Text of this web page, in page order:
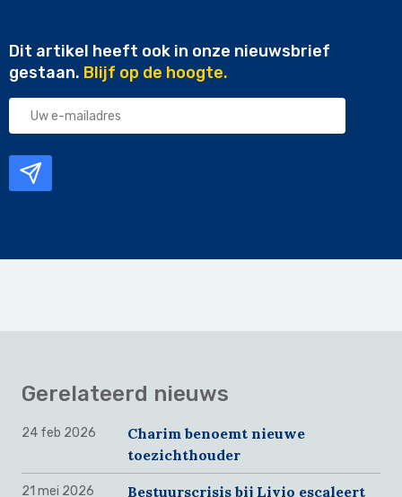
Dit artikel heeft ook in onze nieuwsbrief
gestaan. Blijf op de hoogte.
Uw
Gerelateerd nieuws
24 feb 2026
Charim benoemt nieuwe
toezichthouder
21 mei 2026
Bestuurscrisis bij Livio escaleert